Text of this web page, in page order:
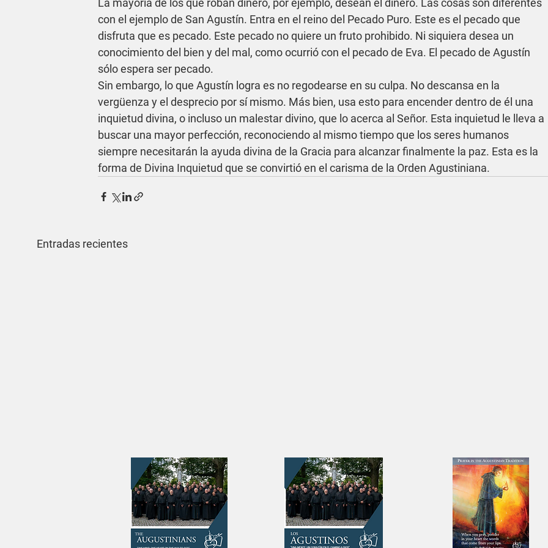
con el ejemplo de San Agustín. Entra en el reino del Pecado Puro. Este es el pecado que
disfruta que es pecado. Este pecado no quiere un fruto prohibido. Ni siquiera desea un
conocimiento del bien y del mal, como ocurrió con el pecado de Eva. El pecado de Agustín
sólo espera ser pecado.
Sin embargo, lo que Agustín logra es no regodearse en su culpa. No descansa en la
vergüenza y el desprecio por sí mismo. Más bien, usa esto para encender dentro de él una
inquietud divina, o incluso un malestar divino, que lo acerca al Señor. Esta inquietud le lleva a
buscar una mayor perfección, reconociendo al mismo tiempo que los seres humanos
siempre necesitarán la ayuda divina de la Gracia para alcanzar finalmente la paz. Esta es la
forma de Divina Inquietud que se convirtió en el carisma de la Orden Agustiniana.
Entradas recientes
De matemático a Papa: La
Los agustinos asisten a la
Un salto de fe